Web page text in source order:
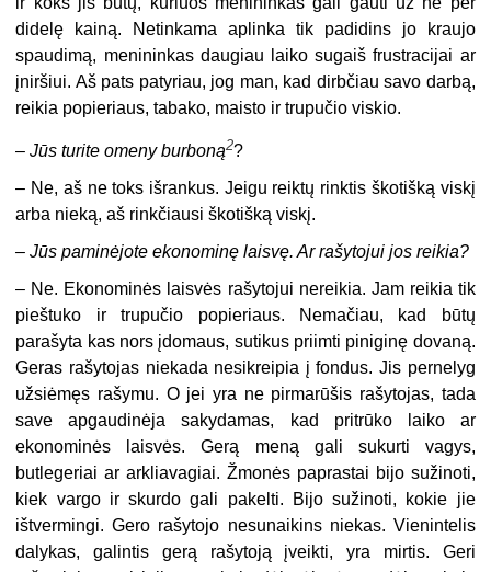
didelę kainą. Netinkama aplinka tik padidins jo kraujo
spaudimą, menininkas daugiau laiko sugaiš frustracijai ar
įniršiui. Aš pats patyriau, jog man, kad dirbčiau savo darbą,
reikia popieriaus, tabako, maisto ir trupučio viskio.
–Jūs turite omeny burboną2?
– Ne, aš ne toks išrankus. Jeigu reiktų rinktis škotišką viskį
arba nieką, aš rinkčiausi škotišką viskį.
–Jūs paminėjote ekonominę laisvę. Ar rašytojui jos reikia?
– Ne. Ekonominės laisvės rašytojui nereikia. Jam reikia tik
pieštuko ir trupučio popieriaus. Nemačiau, kad būtų
parašyta kas nors įdomaus, sutikus priimti piniginę dovaną.
Geras rašytojas niekada nesikreipia į fondus. Jis pernelyg
užsiėmęs rašymu. O jei yra ne pirmarūšis rašytojas, tada
save apgaudinėja sakydamas, kad pritrūko laiko ar
ekonominės laisvės. Gerą meną gali sukurti vagys,
butlegeriai ar arkliavagiai. Žmonės paprastai bijo sužinoti,
kiek vargo ir skurdo gali pakelti. Bijo sužinoti, kokie jie
ištvermingi. Gero rašytojo nesunaikins niekas. Vienintelis
dalykas, galintis gerą rašytoją įveikti, yra mirtis. Geri